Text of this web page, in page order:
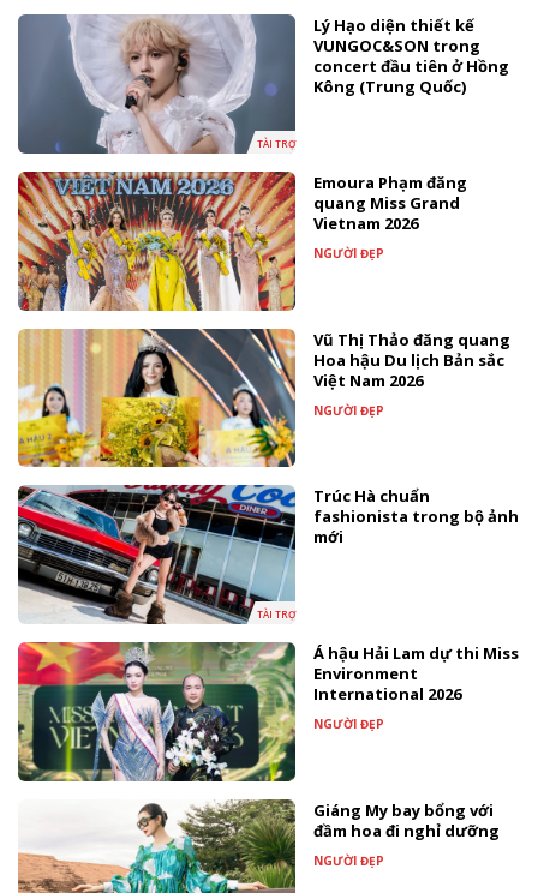
TÀI TRỢ
Lý Hạo diện thiết kế
VUNGOC&SON trong
concert đầu tiên ở Hồng
Kông (Trung Quốc)
Emoura Phạm đăng
quang Miss Grand
Vietnam 2026
NGƯỜI ĐẸP
Vũ Thị Thảo đăng quang
Hoa hậu Du lịch Bản sắc
Việt Nam 2026
NGƯỜI ĐẸP
TÀI TRỢ
Trúc Hà chuẩn
fashionista trong bộ ảnh
mới
Á hậu Hải Lam dự thi Miss
Environment
International 2026
NGƯỜI ĐẸP
Giáng My bay bổng với
đầm hoa đi nghỉ dưỡng
NGƯỜI ĐẸP